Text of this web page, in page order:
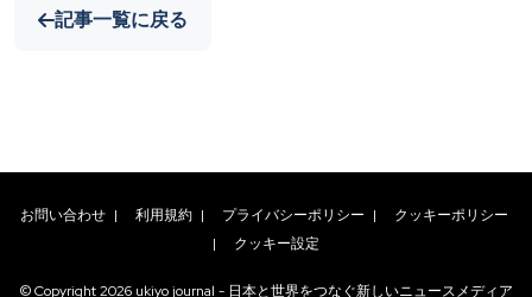
記事一覧に戻る
お問い合わせ | 利用規約 | プライバシーポリシー | クッキーポリシー
| クッキー設定
© Copyright2026 ukiyo journal - 日本と世界をつなぐ新しいニュースメディア